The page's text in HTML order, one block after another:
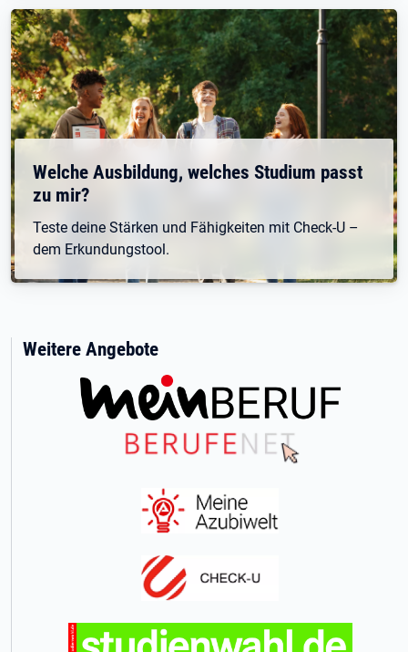
Welche Ausbildung, welches Studium passt
zu mir?
Teste deine Stärken und Fähigkeiten mit Check-U –
dem Erkundungstool.
Weitere Angebote